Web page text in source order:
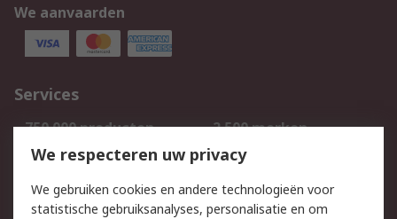
We aanvaarden
Services
750.000 producten
2.500 merken
Bestellen
Inkoopoplossingen
Track & Trace
We respecteren uw privacy
We gebruiken cookies en andere technologieën voor
statistische gebruiksanalyses, personalisatie en om